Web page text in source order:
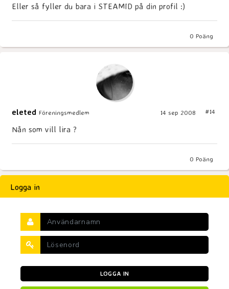
Eller så fyller du bara i STEAMID på din profil :)
0 Poäng
eleted Föreningsmedlem 14 sep 2008 #14
Nån som vill lira ?
0 Poäng
Logga in
LOGGA IN